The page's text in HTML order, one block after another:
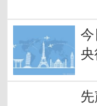
今
央
先